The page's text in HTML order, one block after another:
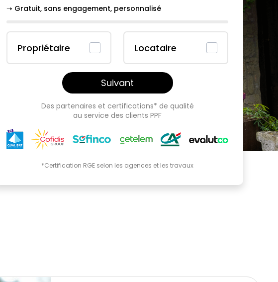
➝ Gratuit, sans engagement, personnalisé
Propriétaire Locataire
Suivant
Des partenaires et certifications* de qualité
au service des clients PPF
*Certification RGE selon les agences et les travaux